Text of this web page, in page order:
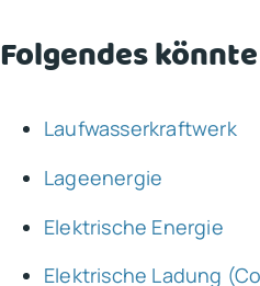
Folgendes
Laufwasserkraftwerk
Lageenergie
Elektrische Energie
Elektrische Ladung